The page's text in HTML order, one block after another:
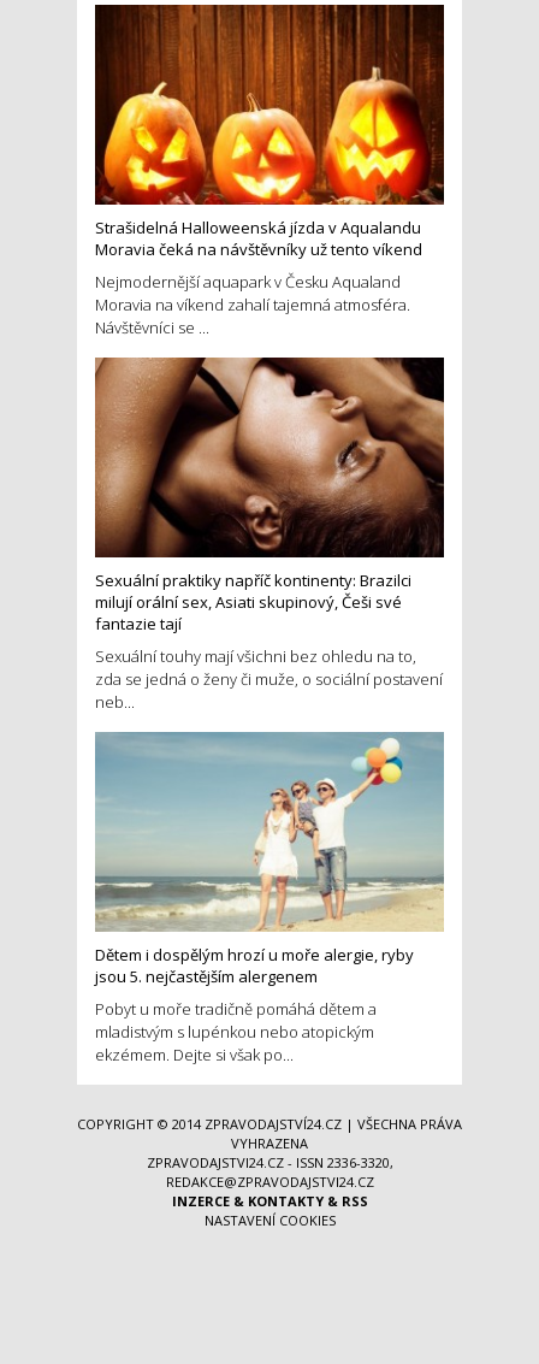
Strašidelná Halloweenská jízda v Aqualandu
Moravia čeká na návštěvníky už tento víkend
Nejmodernější aquapark v Česku Aqualand
Moravia na víkend zahalí tajemná atmosféra.
Návštěvníci se ...
Sexuální praktiky napříč kontinenty: Brazilci
milují orální sex, Asiati skupinový, Češi své
fantazie tají
Sexuální touhy mají všichni bez ohledu na to,
zda se jedná o ženy či muže, o sociální postavení
neb...
Dětem i dospělým hrozí u moře alergie, ryby
jsou 5. nejčastějším alergenem
Pobyt u moře tradičně pomáhá dětem a
mladistvým s lupénkou nebo atopickým
ekzémem. Dejte si však po...
COPYRIGHT © 2014 ZPRAVODAJSTVÍ24.CZ | VŠECHNA PRÁVA
VYHRAZENA
ZPRAVODAJSTVI24.CZ - ISSN 2336-3320,
REDAKCE@ZPRAVODAJSTVI24.CZ
INZERCE& KONTAKTY& RSS
NASTAVENÍ COOKIES